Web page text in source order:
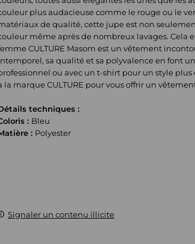
plus audacieuse comme le rouge ou le
de qualité, cette jupe est non
même après de nombreux lavages. Cela
CULTURE Masom est un vêtement
sa qualité et sa polyvalence en font
ou avec un t-shirt pour un style
la marque CULTURE pour vous offrir un
techniques :
: Bleu
: Polyester
Signaler un contenu illicite